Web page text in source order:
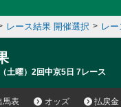
レース結果 開催選択 > レ
土曜）2回中京5日 7レース
馬表 オッズ 払戻金